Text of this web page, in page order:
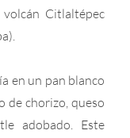
Citlaltépec
en un pan blanco
de chorizo, queso
adobado. Este